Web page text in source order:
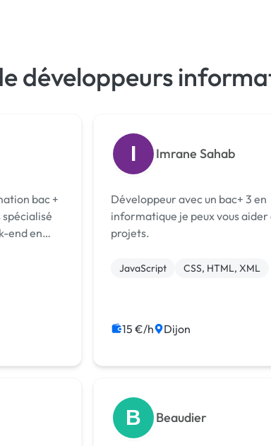
développeurs
bac +
end en
aspects
I Imrane Sahab
Développeur avec un bac+ 3 en
informatique je peux vous aider
projets.
JavaScript CSS, HTML, XML
15 €/h Dijon
B Beaudier